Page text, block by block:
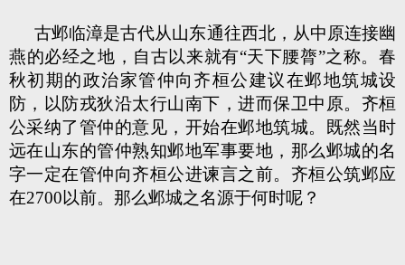
古邺临漳是古代从山东通往西北，从中原连接幽
燕的必经之地，自古以来就有“天下腰膂”之称。春
秋初期的政治家管仲向齐桓公建议在邺地筑城设
防，以防戎狄沿太行山南下，进而保卫中原。齐桓
公采纳了管仲的意见，开始在邺地筑城。既然当时
远在山东的管仲熟知邺地军事要地，那么邺城的名
字一定在管仲向齐桓公进谏言之前。齐桓公筑邺应
在2700以前。那么邺城之名源于何时呢？